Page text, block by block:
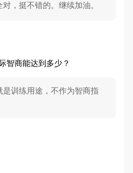
对，挺不错的。继续加油。
智商能达到多少？
是训练用途，不作为智商指